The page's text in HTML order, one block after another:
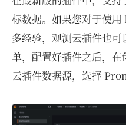
标数据。如果您对于使
多经验，观测云插件也
单，配置好插件之后，
云插件数据源，选择